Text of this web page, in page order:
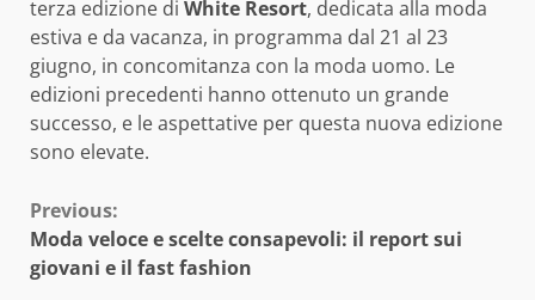
terza edizione di White Resort, dedicata alla moda
estiva e da vacanza, in programma dal 21 al 23
giugno, in concomitanza con la moda uomo. Le
edizioni precedenti hanno ottenuto un grande
successo, e le aspettative per questa nuova edizione
sono elevate.
Continue
Reading
Previous:
Moda veloce e scelte consapevoli: il report sui
giovani e il fast fashion